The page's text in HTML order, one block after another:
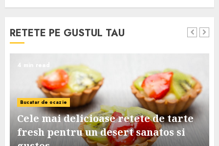
RETETE PE GUSTUL TAU
4 min read
Bucatar de ocazie
Cele mai delicioase retete de tarte
fresh pentru un desert sanatos si